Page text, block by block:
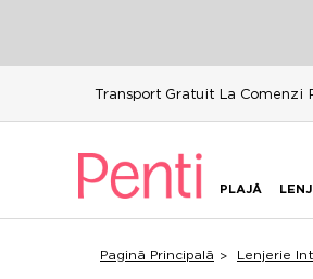
Transport Gratuit La Comenzi
PLAJĂ
Pagină Principală Lenjerie